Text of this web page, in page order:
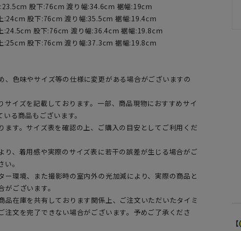
股下:76cm 渡り幅:34.6cm 裾幅:19cm
股下:76cm 渡り幅:35.5cm 裾幅:19.4cm
股下:76cm 渡り幅:36.4cm 裾幅:19.8cm
股下:76cm 渡り幅:37.3cm 裾幅:19.8cm
色味やサイズ等の仕様に変更がある場合がございますの
イズを記載しております。一部、商品現物におすすめサイ
る商品もございます。
す。サイズ表を確認の上、ご購入の目安としてご利用くだ
、着用感や実際のサイズ表に若干の誤差が生じる場合がご
。
環境、また撮影時の室内外の光加減により、実際の商品と
ございます。
在庫を共有しております関係上、ご注文いただいたタイミ
注文を完了できない場合がございます。予めご了承くださ
【